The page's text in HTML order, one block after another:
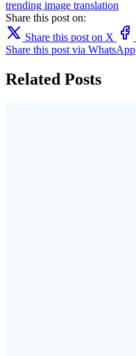
trending image translation
Share this post on:
Share this post on X
Share this post via WhatsApp
Related Posts